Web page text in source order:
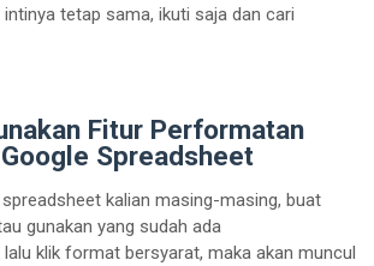
tetap sama, ikuti saja dan cari
Fitur Performatan
Spreadsheet
kalian masing-masing, buat
gunakan yang sudah ada
klik format bersyarat, maka akan muncul